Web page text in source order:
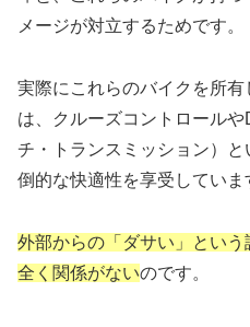
メージが対立するためです。
実際にこれらのバイクを所
は、クルーズコントロール
チ・トランスミッション）
倒的な快適性を享受していま
外部からの「ダサい」とい
全く関係がないのです。